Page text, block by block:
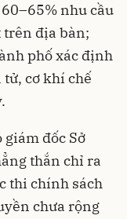
nhu cầu
địa bàn;
phố xác định
cơ khí chế
đốc Sở
thắn chỉ ra
thi chính sách
chưa rộng